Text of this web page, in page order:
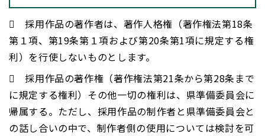
 採用作品の著作者は、著作人格権（著作権法第18条
第１項、第19条第１項および第20条第1項に規定する権
利）を行使しないものとします。
 採用作品の著作権（著作権法第21条から第28条まで
に規定する権利）その他一切の権利は、県準備委員会に
帰属する。ただし、採用作品の制作者と県準備委員会と
の話し合いの中で、制作者側の使用については検討を可